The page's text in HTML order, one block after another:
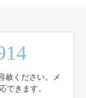
赦ください。メ
できます。